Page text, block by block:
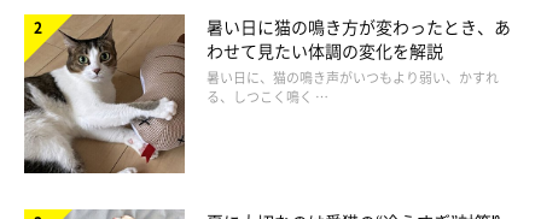
暑い日に猫の鳴き方が変わったとき、あ
わせて見たい体調の変化を解説
暑い日に、猫の鳴き声がいつもより弱い、かすれ
る、しつこく鳴く …